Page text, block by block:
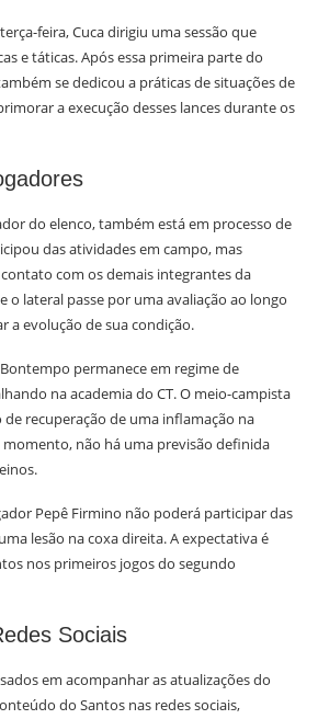
feira, Cuca dirigiu uma sessão que
e táticas. Após essa primeira parte do
se dedicou a práticas de situações de
a execução desses lances durante os
do elenco, também está em processo de
das atividades em campo, mas
com os demais integrantes da
o lateral passe por uma avaliação ao longo
a evolução de sua condição.
permanece em regime de
na academia do CT. O meio-campista
recuperação de uma inflamação na
momento, não há uma previsão definida
Pepê Firmino não poderá participar das
lesão na coxa direita. A expectativa é
nos primeiros jogos do segundo
Sociais
em acompanhar as atualizações do
do Santos nas redes sociais,